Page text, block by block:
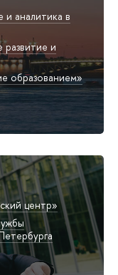
и аналитика в
развитие и
образованием»
центр»